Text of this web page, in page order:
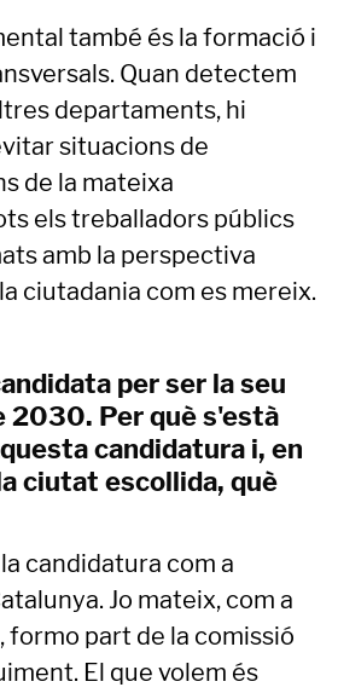
també és la formació i
Quan detectem
departaments, hi
situacions de
de la mateixa
els treballadors públics
amb la perspectiva
ciutadania com es mereix.
per ser la seu
2030. Per què s'està
candidatura i, en
ciutat escollida, què
candidatura com a
Jo mateix, com a
part de la comissió
El que volem és